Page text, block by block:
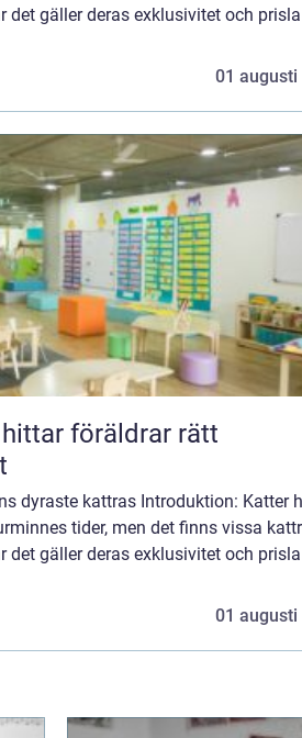
det gäller deras exklusivitet och
01 augusti
dyraste kattras Introduktion: Katter
tider, men det finns vissa
det gäller deras exklusivitet och
01 augusti